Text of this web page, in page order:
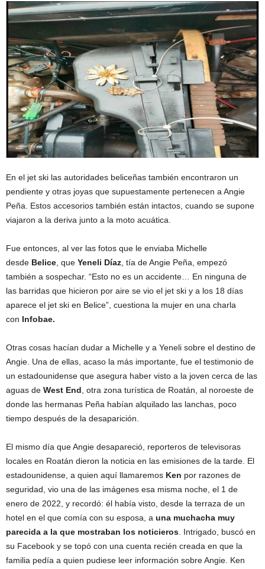
En el jet ski las autoridades beliceñas también encontraron un
pendiente y otras joyas que supuestamente pertenecen a Angie
Peña. Estos accesorios también están intactos, cuando se supone
viajaron a la deriva junto a la moto acuática.
Fue entonces, al ver las fotos que le enviaba Michelle
desde Belice , que Yeneli Díaz , tía de Angie Peña, empezó
también a sospechar. “Esto no es un accidente… En ninguna de
las barridas que hicieron por aire se vio el jet ski y a los 18 días
aparece el jet ski en Belice”, cuestiona la mujer en una charla
con Infobae.
Otras cosas hacían dudar a Michelle y a Yeneli sobre el destino de
Angie. Una de ellas, acaso la más importante, fue el testimonio de
un estadounidense que asegura haber visto a la joven cerca de las
aguas de West End , otra zona turística de Roatán, al noroeste de
donde las hermanas Peña habían alquilado las lanchas, poco
tiempo después de la desaparición.
El mismo día que Angie desapareció, reporteros de televisoras
locales en Roatán dieron la noticia en las emisiones de la tarde. El
estadounidense, a quien aquí llamaremos Ken por razones de
seguridad, vio una de las imágenes esa misma noche, el 1 de
enero de 2022, y recordó: él había visto, desde la terraza de un
hotel en el que comía con su esposa, a una muchacha muy
parecida a la que mostraban los noticieros . Intrigado, buscó en
su Facebook y se topó con una cuenta recién creada en que la
familia pedía a quien pudiese leer información sobre Angie. Ken